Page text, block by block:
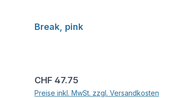
Break, pink
Regulärer Preis:
CHF 47.75
Preise inkl. MwSt. zzgl. Versandkosten